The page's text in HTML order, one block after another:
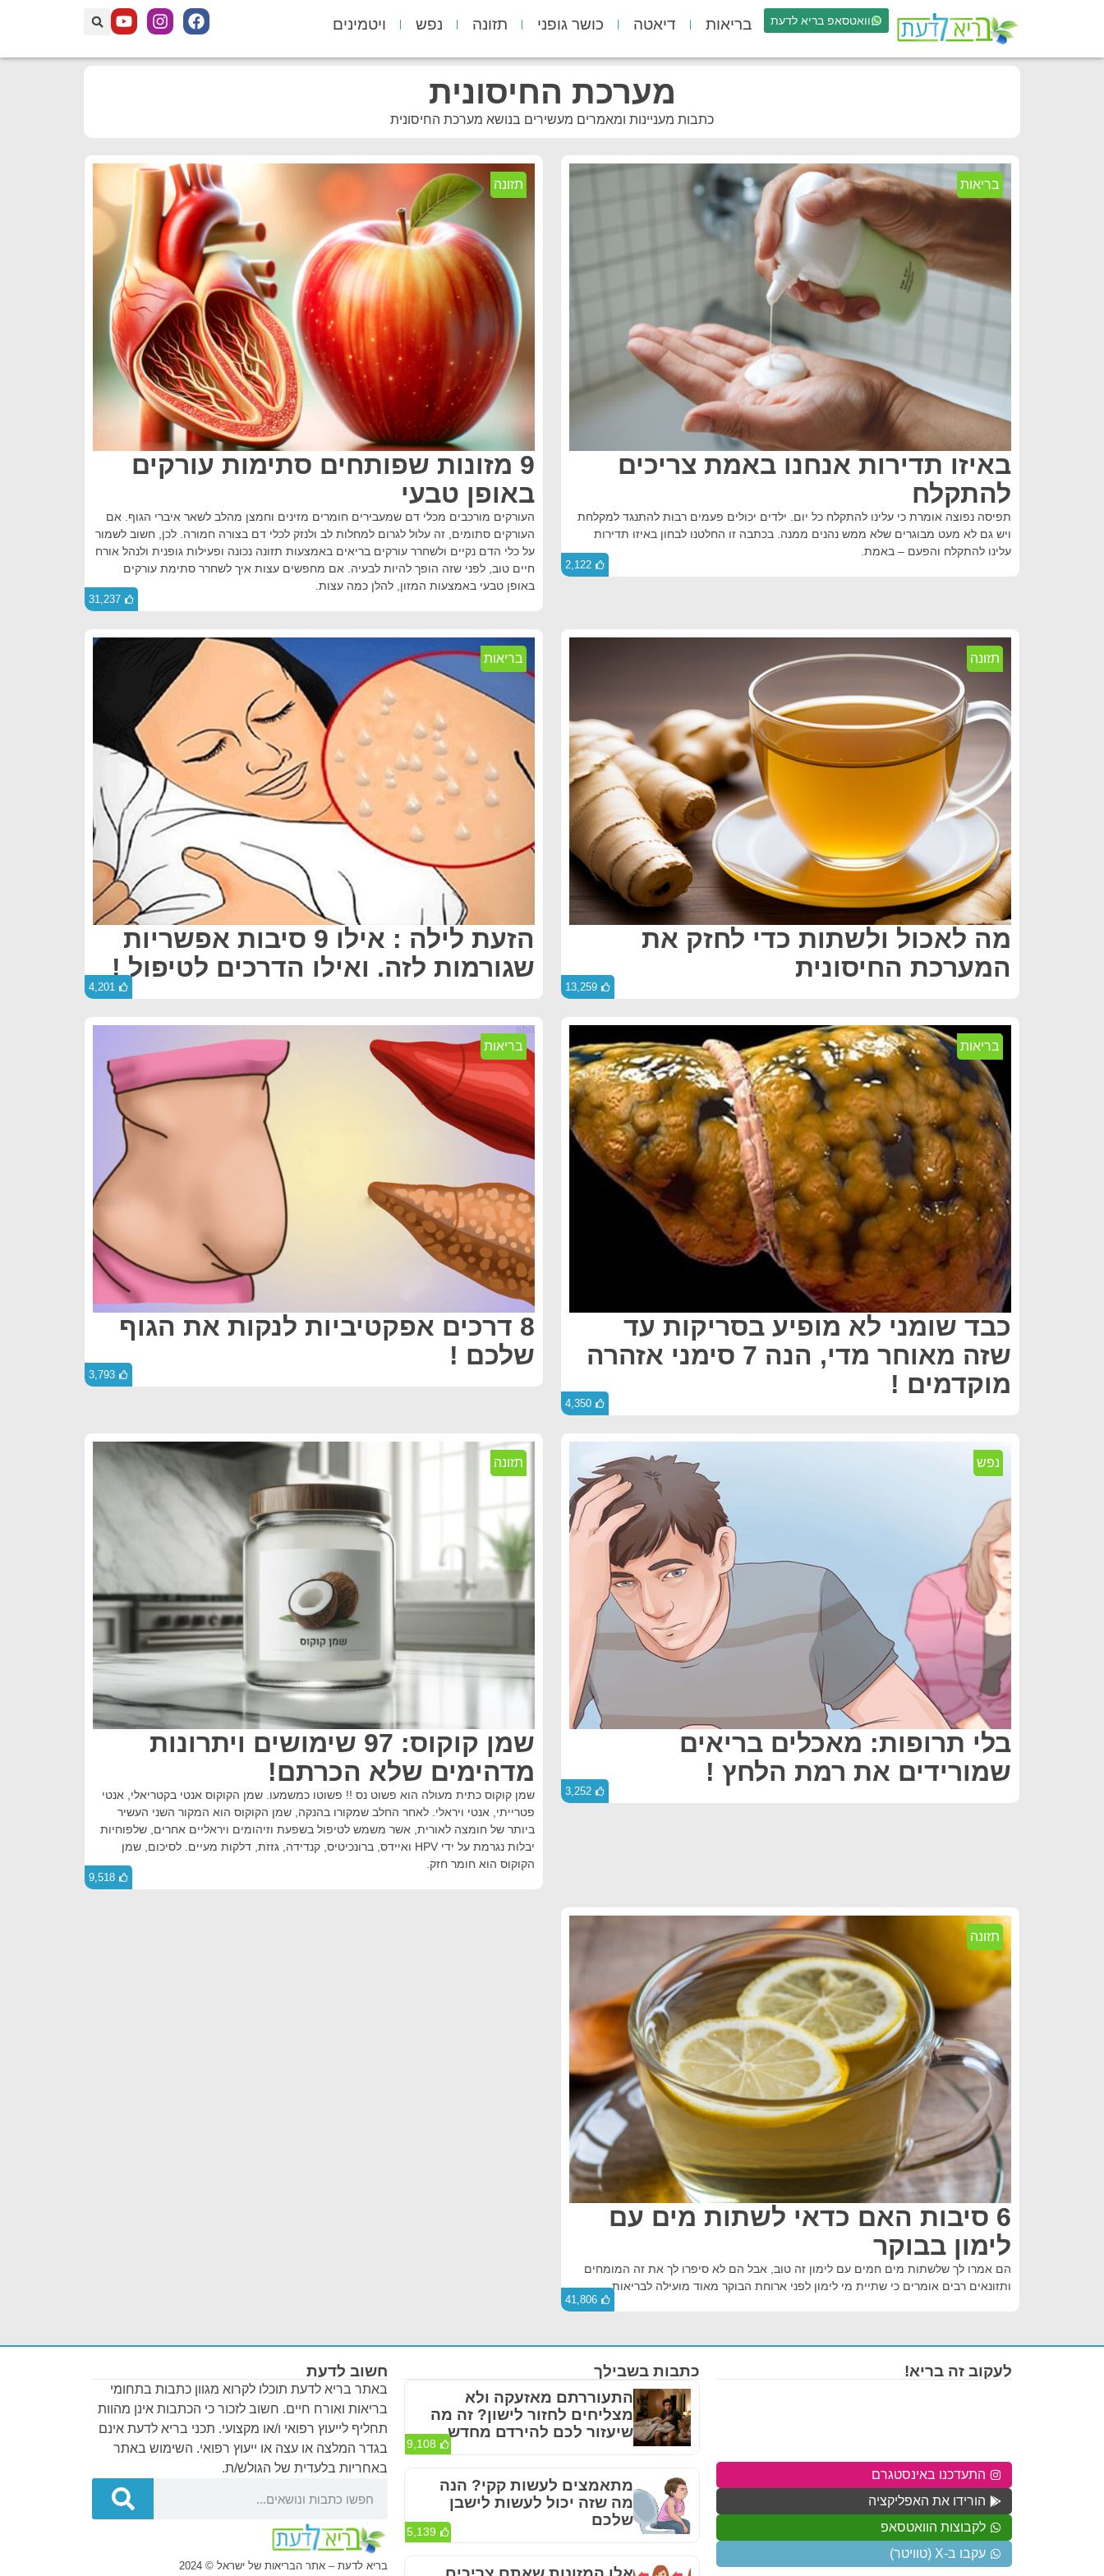
וואטסאפ בריא לדעת בריאות דיאטה כושר גופני תזונה נפש ויטמינים
מערכת החיסונית
כתבות מעניינות ומאמרים מעשירים בנושא מערכת החיסונית
בריאות
באיזו תדירות אנחנו באמת צריכים
להתקלח
תפיסה נפוצה אומרת כי עלינו להתקלח כל יום. ילדים יכולים פעמים רבות להתנגד למקלחת
ויש גם לא מעט מבוגרים שלא ממש נהנים ממנה. בכתבה זו החלטנו לבחון באיזו תדירות
עלינו להתקלח והפעם – באמת.
2,122
תזונה
9 מזונות שפותחים סתימות עורקים
באופן טבעי
העורקים מורכבים מכלי דם שמעבירים חומרים מזינים וחמצן מהלב לשאר איברי הגוף. אם
העורקים סתומים, זה עלול לגרום למחלות לב ולנזק לכלי דם בצורה חמורה. לכן, חשוב לשמור
על כלי הדם נקיים ולשחרר עורקים בריאים באמצעות תזונה נכונה ופעילות גופנית ולנהל אורח
חיים טוב, לפני שזה הופך להיות לבעיה. אם מחפשים עצות איך לשחרר סתימת עורקים
באופן טבעי באמצעות המזון, להלן כמה עצות.
31,237
תזונה
מה לאכול ולשתות כדי לחזק את
המערכת החיסונית
13,259
בריאות
הזעת לילה : אילו 9 סיבות אפשריות
שגורמות לזה. ואילו הדרכים לטיפול !
4,201
בריאות
כבד שומני לא מופיע בסריקות עד
שזה מאוחר מדי, הנה 7 סימני אזהרה
מוקדמים !
4,350
בריאות
8 דרכים אפקטיביות לנקות את הגוף
שלכם !
3,793
נפש
בלי תרופות: מאכלים בריאים
שמורידים את רמת הלחץ !
3,252
תזונה
שמן קוקוס: 97 שימושים ויתרונות
מדהימים שלא הכרתם!
שמן קוקוס כתית מעולה הוא פשוט נס !! פשוטו כמשמעו. שמן הקוקוס אנטי בקטריאלי, אנטי
פטרייתי, אנטי ויראלי. לאחר החלב שמקורו בהנקה, שמן הקוקוס הוא המקור השני העשיר
ביותר של חומצה לאורית, אשר משמש לטיפול בשפעת וזיהומים ויראליים אחרים, שלפוחיות
יבלות נגרמת על ידי HPV ואיידס, ברונכיטיס, קנדידה, גזזת, דלקות מעיים. לסיכום, שמן
הקוקוס הוא חומר חזק.
9,518
תזונה
6 סיבות האם כדאי לשתות מים עם
לימון בבוקר
הם אמרו לך שלשתות מים חמים עם לימון זה טוב, אבל הם לא סיפרו לך את זה המומחים
ותזונאים רבים אומרים כי שתיית מי לימון לפני ארוחת הבוקר מאוד מועילה לבריאות.
41,806
חשוב לדעת
באתר בריא לדעת תוכלו לקרוא מגוון כתבות בתחומי
בריאות ואורח חיים. חשוב לזכור כי הכתבות אינן מהוות
תחליף לייעוץ רפואי ו/או מקצועי. תכני בריא לדעת אינם
בגדר המלצה או עצה או ייעוץ רפואי. השימוש באתר
באחריות בלעדית של הגולש/ת.
בריא לדעת – אתר הבריאות של ישראל © 2024
כתבות בשבילך
התעוררתם מאזעקה ולא
מצליחים לחזור לישון? זה מה
שיעזור לכם להירדם מחדש
9,108
מתאמצים לעשות קקי? הנה
מה שזה יכול לעשות לישבן
שלכם
5,139
לעקוב זה בריא!
התעדכנו באינסטגרם
הורידו את האפליקציה
לקבוצות הוואטסאפ
עקבו ב-X (טוויטר)